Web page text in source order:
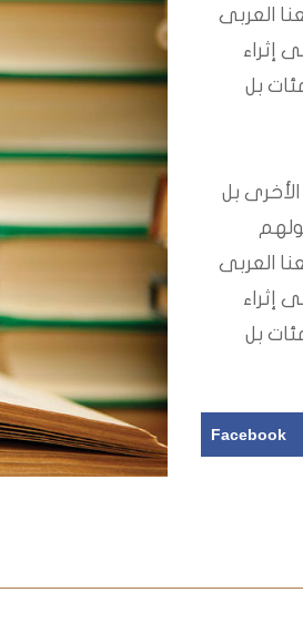
العربى
إثراء
بل
بل
العربى
إثراء
بل
Facebook